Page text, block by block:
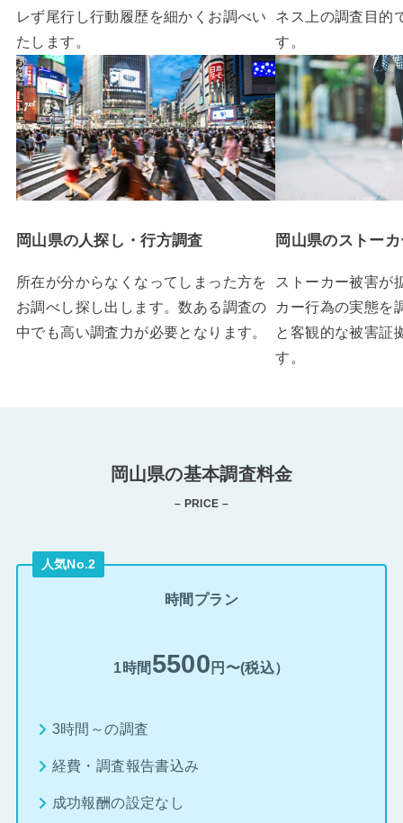
レず尾行し行動履歴を細かくお調べい
たします。
ネス上の調査目的
す。
岡山県の人探し・行方調査
所在が分からなくなってしまった方を
お調べし探し出します。数ある調査の
中でも高い調査力が必要となります。
岡山県のストー
ストーカー被害が
カー行為の実態を
と客観的な被害証
す。
岡山県の基本調査料金
– PRICE –
人気No.2
時間プラン
1時間 5500 円〜(税込）
3時間～の調査
経費・調査報告書込み
成功報酬の設定なし